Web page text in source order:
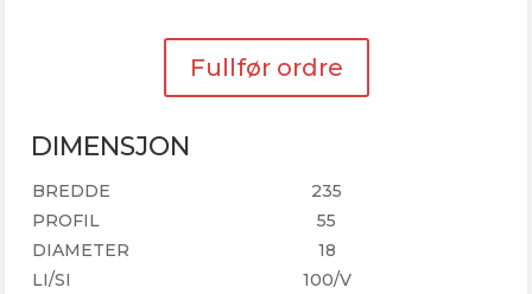
Fullfør ordre
DIMENSJON
BREDDE
235
PROFIL
55
DIAMETER
18
LI/SI
100/V